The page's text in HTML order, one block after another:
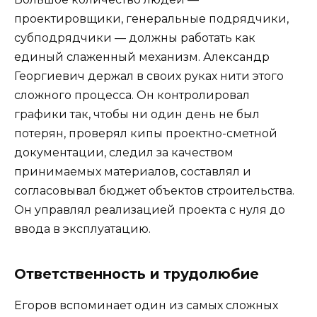
проектировщики, генеральные подрядчики,
субподрядчики — должны работать как
единый слаженный механизм. Александр
Георгиевич держал в своих руках нити этого
сложного процесса. Он контролировал
графики так, чтобы ни один день не был
потерян, проверял кипы проектно-сметной
документации, следил за качеством
принимаемых материалов, составлял и
согласовывал бюджет объектов строительства.
Он управлял реализацией проекта с нуля до
ввода в эксплуатацию.
Ответственность и трудолюбие
Егоров вспоминает один из самых сложных